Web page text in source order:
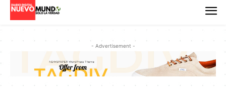
- Advertisement -